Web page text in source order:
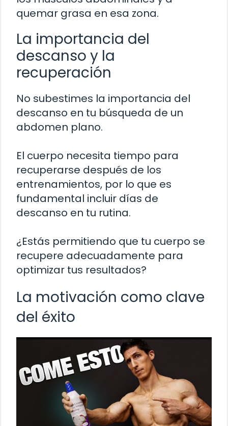
quemar grasa en esa zona.
La importancia del
descanso y la
recuperación
No subestimes la importancia del
descanso en tu búsqueda de un
abdomen plano.
El cuerpo necesita tiempo para
recuperarse después de los
entrenamientos, por lo que es
fundamental incluir días de
descanso en tu rutina.
¿Estás permitiendo que tu cuerpo se
recupere adecuadamente para
optimizar tus resultados?
La motivación como clave
del éxito